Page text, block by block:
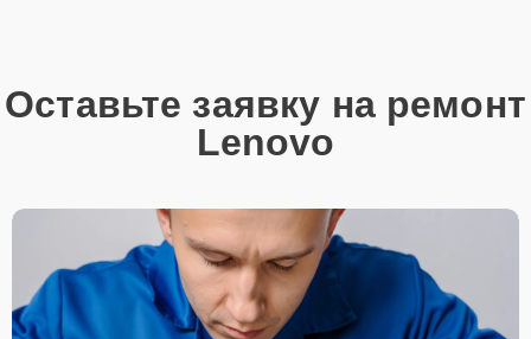
Оставьте заявку на ремонт
Lenovo